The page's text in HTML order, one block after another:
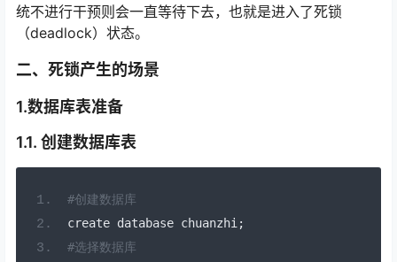
统不进行干预则会一直等待下去，也就是进入了死锁
（deadlock）状态。
二、死锁产生的场景
1.数据库表准备
1.1. 创建数据库表
#创建数据库
create database chuanzhi ;
#选择数据库